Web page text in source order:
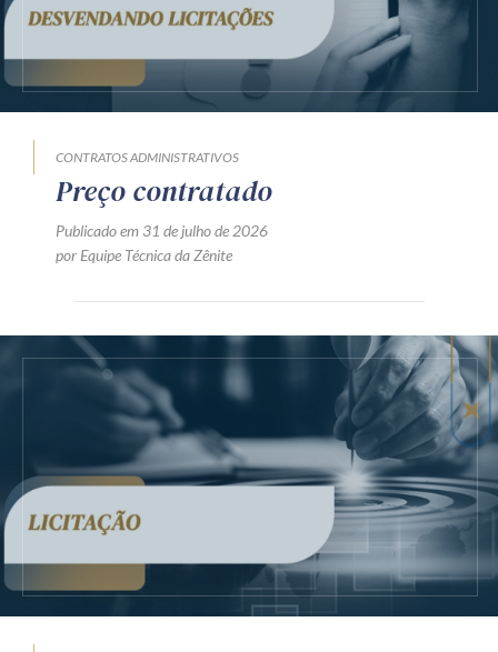
CONTRATOS ADMINISTRATIVOS
Preço contratado
Publicado em 31 de julho de 2026
por Equipe Técnica da Zênite